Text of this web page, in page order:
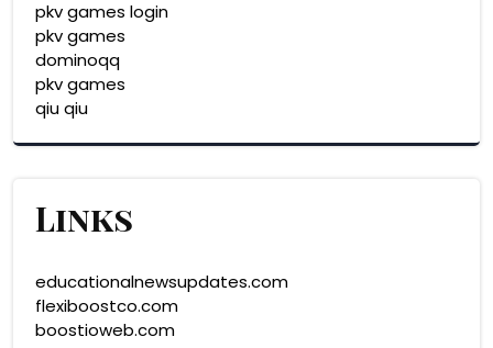
pkv games login
pkv games
dominoqq
pkv games
qiu qiu
Links
educationalnewsupdates.com
flexiboostco.com
boostioweb.com